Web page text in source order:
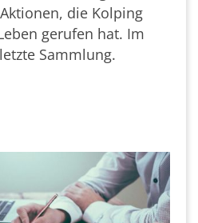
die Kolping
gerufen hat. Im
Sammlung.